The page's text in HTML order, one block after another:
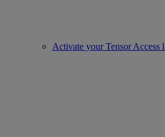
Activate your Tensor Access